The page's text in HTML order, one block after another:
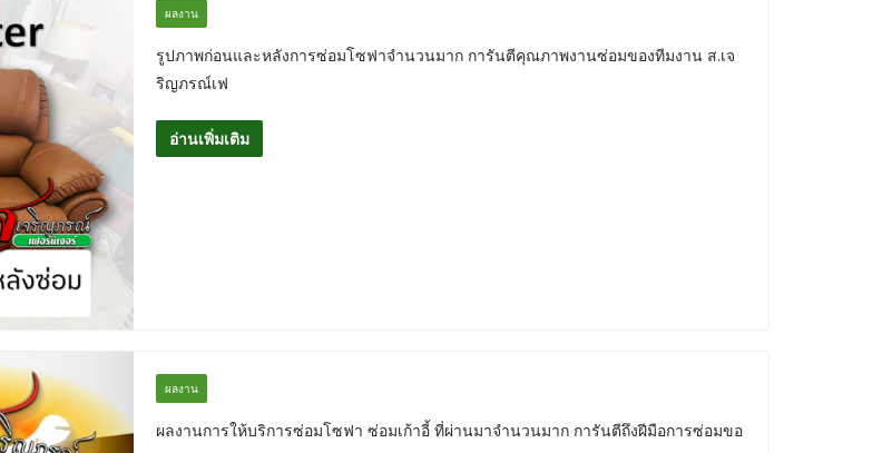
ผลงาน
รูปภาพก่อนและหลังการซ่อมโซฟาจำนวนมาก การันตีคุณภาพงานซ่อมของทีมงาน ส.เจ
ริญภรณ์เฟ
อ่านเพิ่มเติม
ผลงาน
ผลงานการให้บริการซ่อมโซฟา ซ่อมเก้าอี้ ที่ผ่านมาจำนวนมาก การันตีถึงฝีมือการซ่อมขอ